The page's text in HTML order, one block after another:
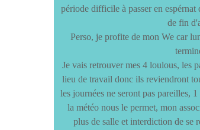
période difficile à passer en espérnat
de fin
Perso, je profite de mon We car
Je vais retrouver mes 4 loulous, les
lieu de travail donc ils reviendront
les journées ne seront pas pareilles,
la météo nous le permet, mon
plus de salle et interdiction de se